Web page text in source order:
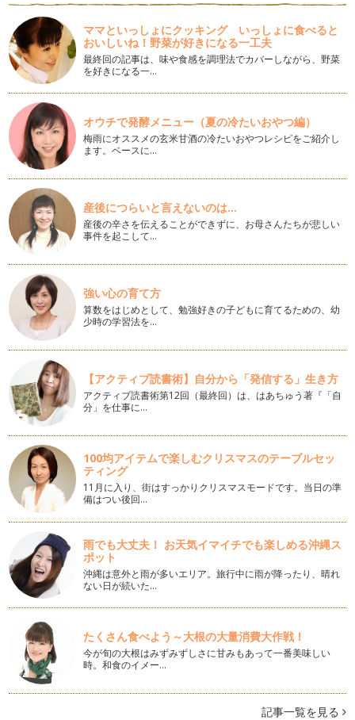
【親子で日本茶！⑲】新茶の季節に茶摘み体験
夏も近づく八十八夜♪でおなじみの茶摘みの歌。 今年も新茶の
季節がやってきました！ …
【親子で日本茶！⑱】抹茶に合うお菓子とワンポイントマナー
抹茶に合うお菓子といえば、やはり和菓子です。 「上生菓
子」と…
【親子で日本茶！⑰】「抹茶」をたてよう！
抹茶に必要な道具がそろったら、いよいよ抹茶をたててみまし
ょう！ …
【親子で日本茶！⑯】「抹茶」に必要な道具
前回は「抹茶」の選び方についてでしたが、今回は、抹茶を点
てる際に必要な道具をご紹介します。…
【親子で日本茶！⑮】「抹茶」の選び方
「抹茶」と聞いて思い浮かべるものは何ですか？ 「茶道」・
「お…
【親子で日本茶！⑭】花粉の季節もお茶を飲もう
2月、花粉の飛散が始まる季節ですね。 マスクにメガネ、花粉
を寄せ付けないアイテムの…
【親子で日本茶！⑬】「ほうじ茶」と「玄米茶」のいれ方
「ほうじ茶」と「玄米茶」はさっぱりした味と香りを楽しむお
茶です。 香りを出すために…
【親子で日本茶！⑫】冬にぴったり「ほうじ茶」と「玄米茶」
寒い日は温かいお茶が飲みたくなりますね。 「ほうじ茶」や
「玄米茶」の香ばしい、温か…
【親子で日本茶！⑪】茶葉の賞味期限と保存方法
年末で大掃除をしていると、棚の奥から賞味期限切れの食品
が…なんて、ちょっと残…
【親子で日本茶！⑩】煎茶にぴったりのお茶請け
煎茶にはやはりお菓子がつきものですね。 お茶とお菓子でほ
っと一息、リラックスやリフ…
【親子で日本茶！⑨】煎茶をいれよう！
今回は、親子で楽しめる「深蒸し煎茶」のいれ方をご紹介しま
す。 お子様と保護者の方、…
【親子で日本茶！⑧】「茶托」は必要？
「茶托（ちゃたく）」は、お客様にお茶を出す際に、お茶碗や
ママといっしょにクッキング いっしょに食べると
おいしいね！野菜が好きになる一工夫
最終回の記事は、味や食感を調理法でカバーしながら、野菜
を好きになる一…
オウチで発酵メニュー（夏の冷たいおやつ編）
梅雨にオススメの玄米甘酒の冷たいおやつレシピをご紹介し
ます。ベースに…
産後につらいと言えないのは...
産後の辛さを伝えることができずに、お母さんたちが悲しい
事件を起こして…
強い心の育て方
算数をはじめとして、勉強好きの子どもに育てるための、幼
少時の学習法を…
【アクティブ読書術】自分から「発信する」生き方
アクティブ読書術第12回（最終回）は、はあちゅう著『「自
分」を仕事に…
100均アイテムで楽しむクリスマスのテーブルセッ
ティング
11月に入り、街はすっかりクリスマスモードです。当日の準
備はつい後回…
雨でも大丈夫！ お天気イマイチでも楽しめる沖縄ス
ポット
沖縄は意外と雨が多いエリア。旅行中に雨が降ったり、晴れ
ない日が続いた…
たくさん食べよう～大根の大量消費大作戦！
今が旬の大根はみずみずしさに甘みもあって一番美味しい
時。和食のイメー…
記事一覧を見る